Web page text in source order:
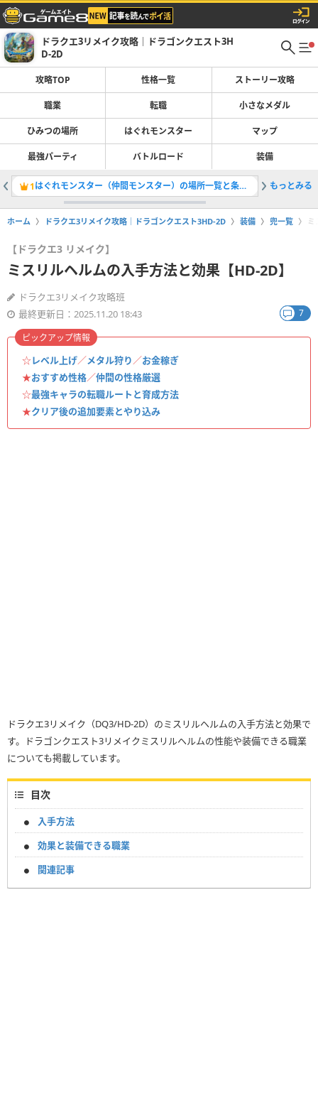
ドラクエ3リメイク攻略｜ドラゴンクエスト3H
D-2D
攻略TOP 性格一覧 ストーリー攻略
職業 転職 小さなメダル
ひみつの場所 はぐれモンスター マップ
最強パーティ バトルロード 装備
1 はぐれモンスター（仲間モンスター）の場所一覧と条件・全121体掲載 2最強パ
もっとみる
ホーム ドラクエ3リメイク攻略｜ドラゴンクエスト3HD-2D 装備 兜一覧
【ドラクエ3 リメイク】
ミスリルヘルムの入手方法と効果【HD-2D】
ドラクエ3リメイク攻略班
最終更新日：2025.11.20 18:43
7
☆レベル上げ／メタル狩り／お金稼ぎ
★おすすめ性格／仲間の性格厳選
☆最強キャラの転職ルートと育成方法
★クリア後の追加要素とやり込み
ピックアップ情報
ドラクエ3リメイク（DQ3/HD-2D）のミスリルヘルムの入手方法と効果で
す。ドラゴンクエスト3リメイクミスリルヘルムの性能や装備できる職業
についても掲載しています。
目次
入手方法
効果と装備できる職業
関連記事